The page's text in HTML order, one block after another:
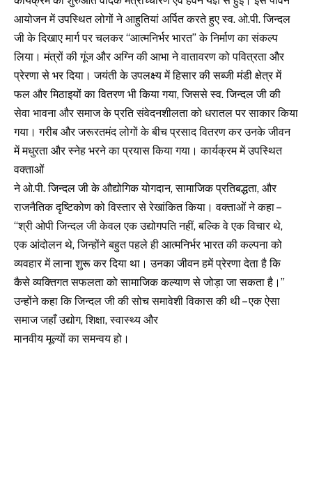
आयोजन में उपस्थित लोगों ने आहुतियां अर्पित करते हुए स्व. ओ.पी. जिन्दल
जी के दिखाए मार्ग पर चलकर “आत्मनिर्भर भारत” के निर्माण का संकल्प
लिया। मंत्रों की गूंज और अग्नि की आभा ने वातावरण को पवित्रता और
प्रेरणा से भर दिया। जयंती के उपलक्ष्य में हिसार की सब्जी मंडी क्षेत्र में
फल और मिठाइयों का वितरण भी किया गया, जिससे स्व. जिन्दल जी की
सेवा भावना और समाज के प्रति संवेदनशीलता को धरातल पर साकार किया
गया। गरीब और जरूरतमंद लोगों के बीच प्रसाद वितरण कर उनके जीवन
में मधुरता और स्नेह भरने का प्रयास किया गया। कार्यक्रम में उपस्थित
वक्ताओं
ने ओ.पी. जिन्दल जी के औद्योगिक योगदान, सामाजिक प्रतिबद्धता, और
राजनैतिक दृष्टिकोण को विस्तार से रेखांकित किया। वक्ताओं ने कहा –
“श्री ओपी जिन्दल जी केवल एक उद्योगपति नहीं, बल्कि वे एक विचार थे,
एक आंदोलन थे, जिन्होंने बहुत पहले ही आत्मनिर्भर भारत की कल्पना को
व्यवहार में लाना शुरू कर दिया था। उनका जीवन हमें प्रेरणा देता है कि
कैसे व्यक्तिगत सफलता को सामाजिक कल्याण से जोड़ा जा सकता है।”
उन्होंने कहा कि जिन्दल जी की सोच समावेशी विकास की थी – एक ऐसा
समाज जहाँ उद्योग, शिक्षा, स्वास्थ्य और
मानवीय मूल्यों का समन्वय हो।